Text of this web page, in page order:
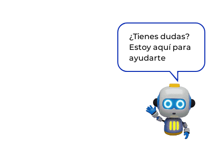
¿Tienes dudas?
Estoy aquí para
ayudarte